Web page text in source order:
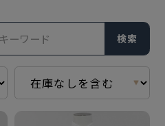
検索